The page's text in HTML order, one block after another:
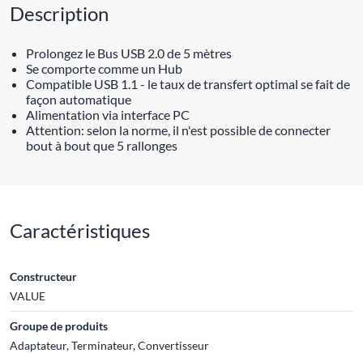
Description
Prolongez le Bus USB 2.0 de 5 mètres
Se comporte comme un Hub
Compatible USB 1.1 - le taux de transfert optimal se fait de
façon automatique
Alimentation via interface PC
Attention: selon la norme, il n'est possible de connecter
bout à bout que 5 rallonges
Caractéristiques
Constructeur
VALUE
Groupe de produits
Adaptateur, Terminateur, Convertisseur